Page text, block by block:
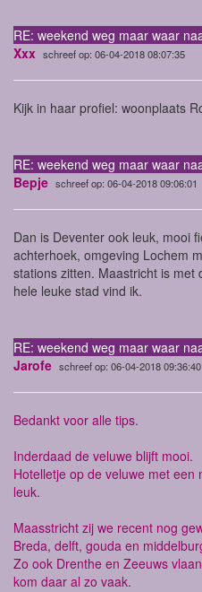
RE: weekend weg maar waar
Xxx schreef op: 06-04-2018 08:07:35
Kijk in haar profiel: woonplaats
RE: weekend weg maar waar
Bepje schreef op: 06-04-2018 09:06:01
Dan is Deventer ook leuk, mooi
achterhoek, omgeving Lochem
stations zitten. Maastricht is
hele leuke stad vind ik.
RE: weekend weg maar waar
Jarofe schreef op: 06-04-2018 09:36:40
Bedankt voor alle tips.
Inderdaad de veluwe blijft mooi.
Hotelletje op de veluwe met
leuk.
Maasstricht zij we recent nog
Breda, delft, gouda en
Zo ook Drenthe en Zeeuws
kom daar al zo vaak.